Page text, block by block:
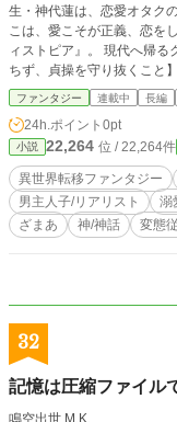
生・神代蓮は、恋愛オタク
こは、愛こそが正義、恋を
ィストピア』。 現代へ帰るクリア条件はただ一つ。 【期限内に、誰とも恋に落
ちず、貞操を守り抜くこと】 だが、クリア失敗すると、神々の「愛の奴隷」と
して、そのディストピアの世界で一
経験から得た、人間の本質
鍛え抜いた『武術』で、あ
いき、 順調かと思いきや、傍観していた他の神々まで〝攻略難易度S級″認定を
し、熱狂し始めた！ 「……面白い。全神々を動員して、あいつを恋に落とせ！
これは聖戦だ！」 神々が仕掛ける超弩級の恋愛フラグだらけの世界で、蓮は無
事に現代へ帰還できるのか！？ ――「貞操防衛」愛のバイオハザード
メサバイバル、ここに開幕！
ファンタジー 連載中 長編
24h.ポイント 0pt
小説 22,264 位 / 22,264件
異世界転移ファンタジー
男主人子/リアリスト
溺
ざまあ
神/神話 変態
32
記憶は圧縮ファイル
鳴空出世 M.K.